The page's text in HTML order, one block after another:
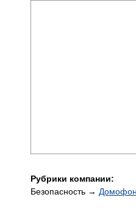
Рубрики компании:
Безопасность →